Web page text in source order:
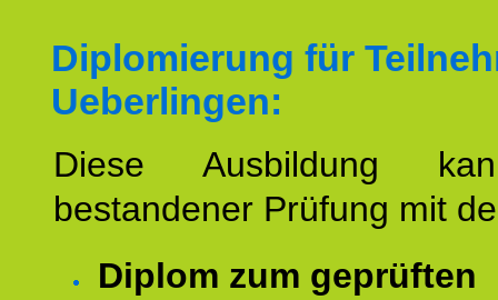
Diplomierung für
Ueberlingen:
Diese Ausbildung
bestandener Prüfung mit
Diplom zum geprüften